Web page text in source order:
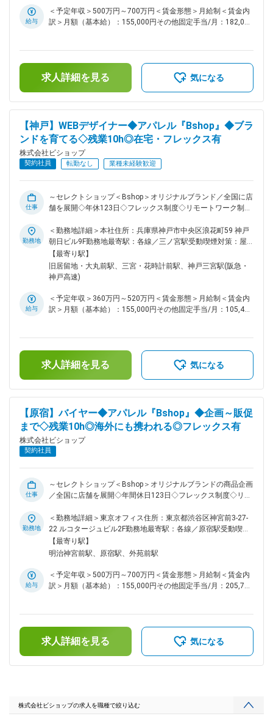
タイミングで商品を届ける」役割を担っているからです。 本
ポジションでは、そうした一連の流れを統括するプレイングマ
いただきます。 国内外の仕入れ先や卸先との調整はもちろ
ん、店舗スタッフが気持ちよく販売に集中できる環境を整える
ことも大切なミッションです。 さらに、従来のやり方にとら
われず、商品登録・品質管理・納品フローなどを見直し、新し
店頭で袖を通す一着の背景にある「安心と信頼」を支える、会
社全体の要となるポジションです。 ◎大阪、京都、名古屋、
東京、横浜、札幌、福岡と33店舗を展開しています。 シンプ
ルで機能的で、長く愛着を持ってつかえる服・日用品をお客様
に紹介しています。 http://bshop-inc.com/ ■業務詳細： ・進
捗表入力 ・納品管理 ・商品登録、台帳整理 ・サンプルチェッ
ます。 （1） 海外から仕入れた商品の担当 （2） ボーイズか
ら仕入れた商品の担当 （3） ボーイズ以外の国内から仕入れ
してもご活躍頂きます。特に（2）の業務を行いながら全体統
括をしていただく想定をしております。 変更の範囲：会社の
定める業務
給与
＜予定年収＞500万円～700万円＜賃金形態＞月給制＜賃金内
訳＞月額（基本給）：155,000円その他固定手当/月：182,000
＜昇給有無＞有＜残業手当＞有＜給与補足＞■就業規則に基づ
き、年2回賞与支給有■役職手当130000円を含みます賃金はあ
くまでも目安の金額であり、選考を通じて上下する可能性があ
求人詳細を見る 気になる
【神戸】WEBデザイナー◆アパレル『Bshop』◆ブラ
ンドを育てる◇残業10h◎在宅・フレックス有
株式会社ビショップ
契約社員 転勤なし 業種未経験歓迎
仕事
～セレクトショップ＜Bshop＞オリジナルブランド／全国に店
舗を展開◇年休123日◇フレックス制度◇リモートワーク制度
【ORCIVAL】【GYMPHLEX】などを取り扱う当社で、
「Bshop」の商品を担当する”Webデザイナー”を募集していま
す。 ■具体的な業務内容： 【日常業務】 ・特集LPデザイン
（コーディングは原則外注） ・バナー制作 ・Instagram等
SNS用クリエイティブ制作 ・店頭販促物のデザイン制作 【プ
イン） ・Webサイト更新（簡易HTML修正含む） 【ご経験に
応じてお任せします】 ・Web戦略設計、サイトマップ設計 ・
【～～「作る」だけでなく、「ブランドを育てる」という働き
方～～】 ・制作会社や代理店と異なり、単発案件ではなく
Web戦略やブランドづくりの根本から関われる◎ ・自身のクリ
エイティブが成果に繋がる実感を持てる、裁量の大きい環境◎
世界観づくりに携われる◎ ■はたらき方 ・残業月10時間程度
・フレックスタイム制あり（コアタイム:11:00～16:00） ・土
日祝休みの完全週休二日制でプライベートも充実 ・リモート
ワーク制度（月４回相談可能） ・１年以内の正社員登用率９
０％以上 ■キャリアアップ ・マーケティング部内には「デジ
タルマーケティング」「SNS企画」など複数のチームがあり、
ィングにも関われるポジションへのキャリアアップも可能です
◎ ■サイト制作事例 ・HOLIDAY HOME：
SEASON LOOK：https://bshop-
inc.com/feature/special/seasonlook-26ss/ 変更の範囲：会社
の定める業務
勤務地
＜勤務地詳細＞本社住所：兵庫県神戸市中央区浪花町59 神戸
朝日ビル9F勤務地最寄駅：各線／三ノ宮駅受動喫煙対策：屋
内全面禁煙変更の範囲：無
【最寄り駅】
旧居留地・大丸前駅、三宮・花時計前駅、神戸三宮駅(阪急・
神戸高速)
給与
＜予定年収＞360万円～520万円＜賃金形態＞月給制＜賃金内
訳＞月額（基本給）：155,000円その他固定手当/月：105,400
昇給有無＞有＜残業手当＞有＜給与補足＞■就業規則に基づ
き、別途年１回賞与支給有賃金はあくまでも目安の金額であ
り、選考を通じて上下する可能性があります。月給(月額)は固
求人詳細を見る 気になる
【原宿】バイヤー◆アパレル『Bshop』◆企画～販促
まで◇残業10h◎海外にも携われる◎フレックス有
株式会社ビショップ
契約社員
仕事
～セレクトショップ＜Bshop＞オリジナルブランドの商品企画
／全国に店舗を展開◇年間休日123日◇フレックス制度◇リモー
【DANTON】や【ORCIVAL】【GYMPHLEX】などを取り扱う
当社で、「Bshop」の商品の買い付けを担当するメインバイヤ
ーを募集しています。 ■具体的には： ・展示会回り ・別注商
品などの一部商品企画 ・イベント企画 ・各種交渉 ・社内への
組織構成 4名体制（メイン担当2名／アシスタント2名） ・メ
イン担当は、部長（40代）がメンズおよび全体横断を担当
員同士の距離が近く、率直な意見交換が活発。挑戦を後押しす
る風土があります。 ■海外出張について 年2回、ニューヨーク
やヨーロッパを中心とした海外出張があります。 1回あたり約
2週間の滞在となり、主にパリコレの時期など展示会シーズン
長できる 報告会で代表からフィードバックを受けられるた
勤務地
＜勤務地詳細＞東京オフィス住所：東京都渋谷区神宮前3-27-
22 ルコタージュビル2F勤務地最寄駅：各線／原宿駅受動喫煙
対策：屋内全面禁煙変更の範囲：会社の定める事業所（リモー
トワーク含む）
【最寄り駅】
明治神宮前駅、原宿駅、外苑前駅
給与
＜予定年収＞500万円～700万円＜賃金形態＞月給制＜賃金内
訳＞月額（基本給）：155,000円その他固定手当/月：205,700
であり、選考を通じて上下する可能性があります。月給(月額)
は固定手当を含めた表記です。
求人詳細を見る 気になる
株式会社ビショップの求人を職種で絞り込む